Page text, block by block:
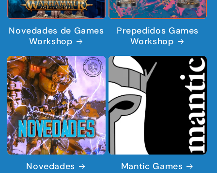
Novedades de Games
Workshop
Prepedidos Games
Workshop
Novedades Mantic Games